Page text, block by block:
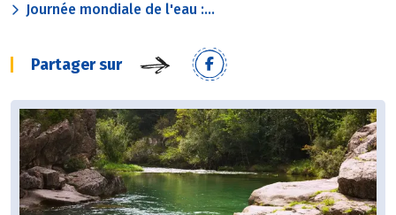
Journée mondiale de l'eau :...
Partager sur